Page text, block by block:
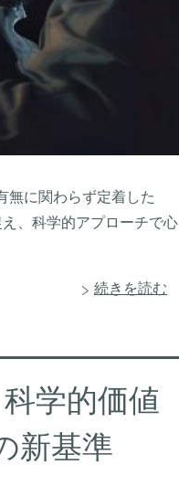
無に関わらず定着した
、科学的アプローチで心
続きを読む
学的価値
新基準